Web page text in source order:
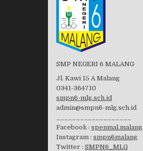
SMP NEGERI 6 MALANG
Jl. Kawi 15 A Malang
0341-364710
smpn6-mlg.sch.id
admin@smpn6-mlg.sch.id
Facebook : spenmal.malang
Instagram : smpn6malang
Twitter : SMPN6_MLG